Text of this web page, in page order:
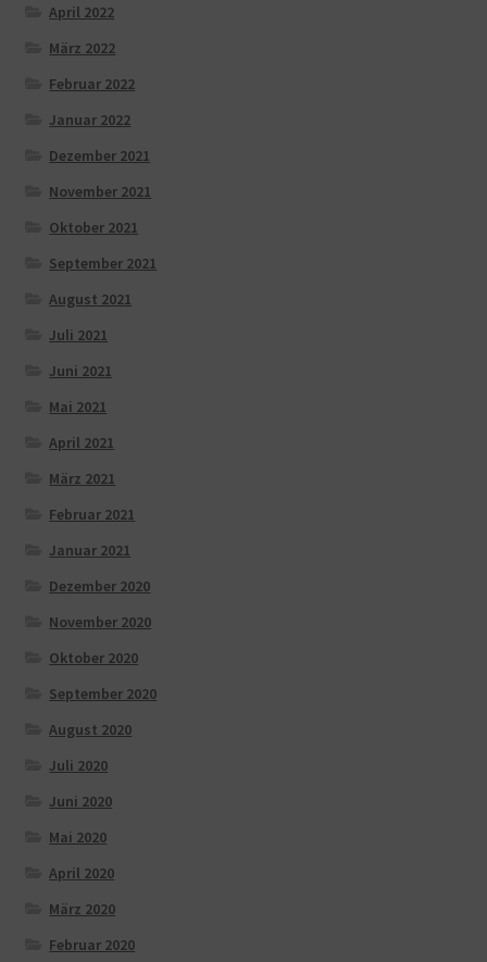
April 2022
März 2022
Februar 2022
Januar 2022
Dezember 2021
November 2021
Oktober 2021
September 2021
August 2021
Juli 2021
Juni 2021
Mai 2021
April 2021
März 2021
Februar 2021
Januar 2021
Dezember 2020
November 2020
Oktober 2020
September 2020
August 2020
Juli 2020
Juni 2020
Mai 2020
April 2020
März 2020
Februar 2020